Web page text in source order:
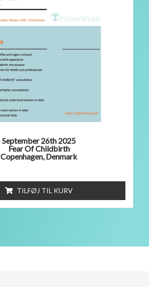
September 26th 2025
Fear Of Childbirth
Copenhagen, Denmark
TILFØJ TIL KURV